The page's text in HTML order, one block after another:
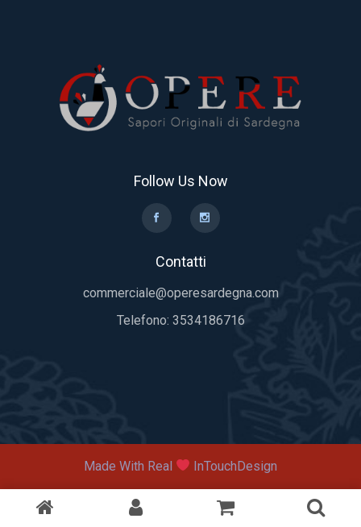
Follow Us Now
Contatti
commerciale@operesardegna.com
Telefono: 3534186716
Made With Real InTouchDesign